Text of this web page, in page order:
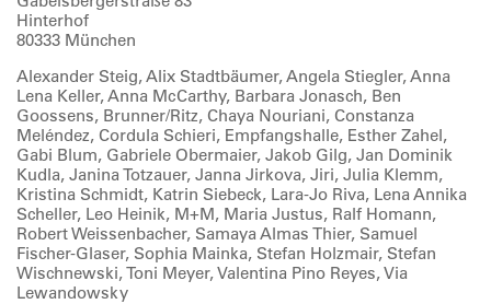
Hinterhof
80333 München
Alexander Steig, Alix Stadtbäumer, Angela Stiegler, Anna
Lena Keller, Anna McCarthy, Barbara Jonasch, Ben
Goossens, Brunner/Ritz, Chaya Nouriani, Constanza
Meléndez, Cordula Schieri, Empfangshalle, Esther Zahel,
Gabi Blum, Gabriele Obermaier, Jakob Gilg, Jan Dominik
Kudla, Janina Totzauer, Janna Jirkova, Jiri, Julia Klemm,
Kristina Schmidt, Katrin Siebeck, Lara-Jo Riva, Lena Annika
Scheller, Leo Heinik, M+M, Maria Justus, Ralf Homann,
Robert Weissenbacher, Samaya Almas Thier, Samuel
Fischer-Glaser, Sophia Mainka, Stefan Holzmair, Stefan
Wischnewski, Toni Meyer, Valentina Pino Reyes, Via
Lewandowsky